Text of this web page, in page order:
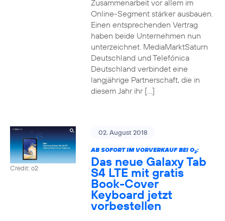
Zusammenarbeit vor allem im
Online-Segment stärker ausbauen.
Einen entsprechenden Vertrag
haben beide Unternehmen nun
unterzeichnet. MediaMarktSaturn
Deutschland und Telefónica
Deutschland verbindet eine
langjährige Partnerschaft, die in
diesem Jahr ihr […]
Credit: o2
02. August 2018
AB SOFORT IM VORVERKAUF BEI O2:
Das neue Galaxy Tab
S4 LTE mit gratis
Book-Cover
Keyboard jetzt
vorbestellen